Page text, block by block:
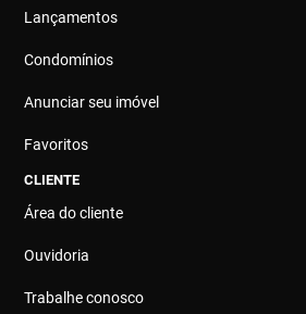
Lançamentos
Condomínios
Anunciar seu imóvel
Favoritos
CLIENTE
Área do cliente
Ouvidoria
Trabalhe conosco